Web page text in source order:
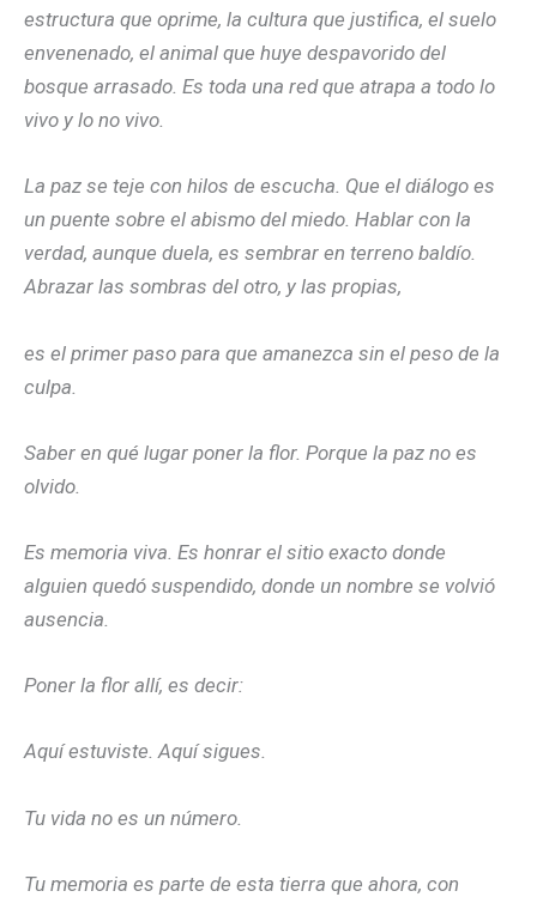
estructura que oprime, la cultura que justifica, el suelo
envenenado, el animal que huye despavorido del
bosque arrasado. Es toda una red que atrapa a todo lo
vivo y lo no vivo.
La paz se teje con hilos de escucha. Que el diálogo es
un puente sobre el abismo del miedo. Hablar con la
verdad, aunque duela, es sembrar en terreno baldío.
Abrazar las sombras del otro, y las propias,
es el primer paso para que amanezca sin el peso de la
culpa.
Saber en qué lugar poner la flor. Porque la paz no es
olvido.
Es memoria viva. Es honrar el sitio exacto donde
alguien quedó suspendido, donde un nombre se volvió
ausencia.
Poner la flor allí, es decir:
Aquí estuviste. Aquí sigues.
Tu vida no es un número.
Tu memoria es parte de esta tierra que ahora, con